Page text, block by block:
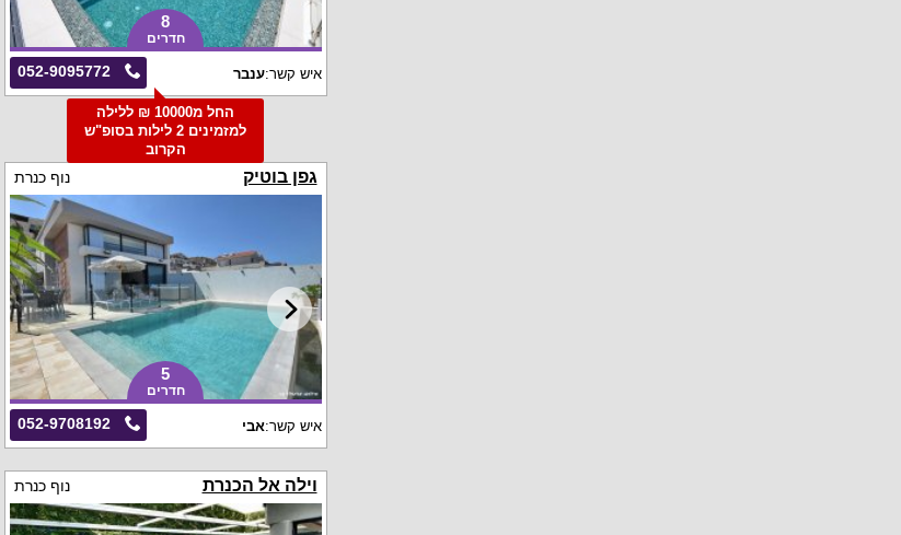
8
חדרים
052-9095772 איש קשר:ענבר
החל מ10000 ₪ ללילה
למזמינים 2 לילות בסופ"ש
הקרוב
גפן בוטיק נוף כנרת
5
חדרים
052-9708192 איש קשר:אבי
וילה אל הכנרת נוף כנרת